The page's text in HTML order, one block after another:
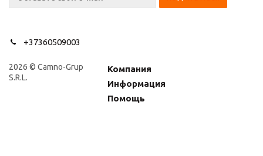
+37360509003
2026 © Camno-Grup
S.R.L.
Компания
Информация
Помощь